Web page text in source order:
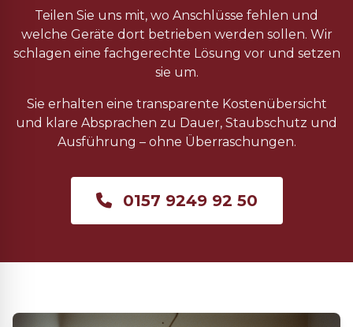
Teilen Sie uns mit, wo Anschlüsse fehlen und
welche Geräte dort betrieben werden sollen. Wir
schlagen eine fachgerechte Lösung vor und setzen
sie um.
Sie erhalten eine transparente Kostenübersicht
und klare Absprachen zu Dauer, Staubschutz und
Ausführung – ohne Überraschungen.
0157 9249 92 50